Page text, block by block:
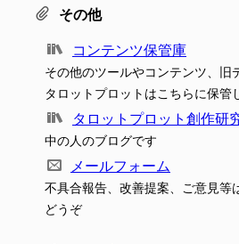
その他
コンテンツ保管庫
その他のツールやコンテンツ、旧
タロットプロットはこちらに保管
タロットプロット創作研
中の人のブログです
メールフォーム
不具合報告、改善提案、ご意見等
どうぞ